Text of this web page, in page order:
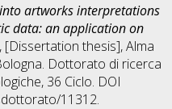
artworks interpretations
data: an application on
, [Dissertation thesis], Alma
Dottorato di ricerca
, 36 Ciclo. DOI
11312.